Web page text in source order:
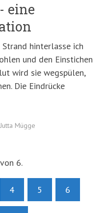
eine
hinterlasse ich
und den Einstichen
wird sie wegspülen,
Die Eindrücke
Jutta Mügge
6.
4 5 6